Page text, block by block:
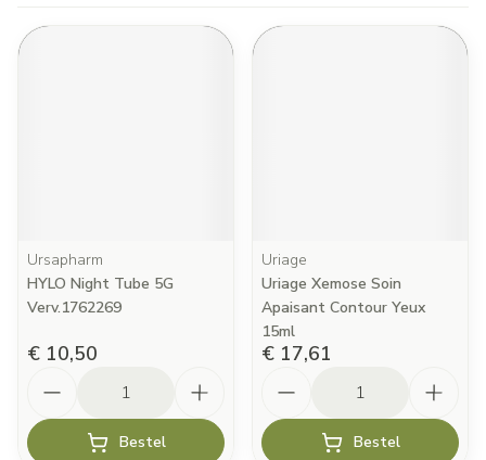
Ursapharm
HYLO Night Tube 5G
Verv.1762269
€ 10,50
Bestel
Uriage
Uriage Xemose Soin
Apaisant Contour Yeux
15ml
€ 17,61
Bestel